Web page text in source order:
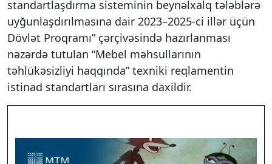
standartlaşdırma sisteminin beynəlxalq tələblərə
uyğunlaşdırılmasına dair 2023–2025-ci illər üçün
Dövlət Proqramı” çərçivəsində hazırlanması
nəzərdə tutulan “Mebel məhsullarının
təhlükəsizliyi haqqında” texniki reqlamentin
istinad standartları sırasına daxildir.